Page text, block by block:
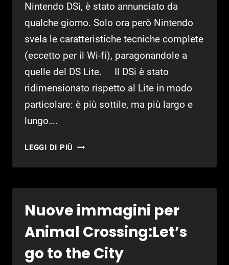
Nintendo DSi, è stato annunciato da
qualche giorno. Solo ora però Nintendo
svela le caratteristiche tecniche complete
(eccetto per il Wi-fi), paragonandole a
quelle del DS Lite. Il DSi è stato
ridimensionato rispetto al Lite in modo
particolare: è più sottile, ma più largo e
lungo….
LEGGI DI PIÙ SPECIFICHE
E
DATE
LANCIO
DEL
DSI
Nuove immagini per
Animal Crossing:Let’s
go to the City